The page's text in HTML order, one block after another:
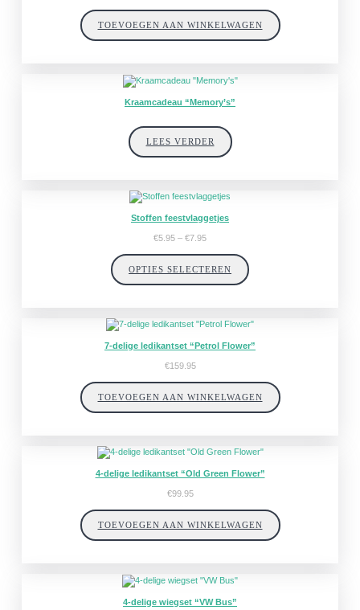
TOEVOEGEN AAN WINKELWAGEN
Kraamcadeau “Memory’s”
LEES VERDER
Stoffen feestvlaggetjes
€5.95 – €7.95Prijsklasse:
€7.95
OPTIES SELECTEREN
7-delige ledikantset “Petrol Flower”
€159.95
TOEVOEGEN AAN WINKELWAGEN
4-delige ledikantset “Old Green Flower”
€99.95
TOEVOEGEN AAN WINKELWAGEN
4-delige wiegset “VW Bus”